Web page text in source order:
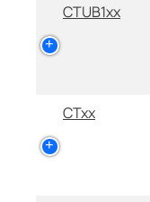
CTUB1xx
CTxx